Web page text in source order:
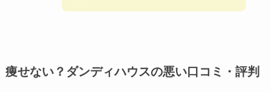
痩せない？ダンディハウスの悪い口コミ・評判